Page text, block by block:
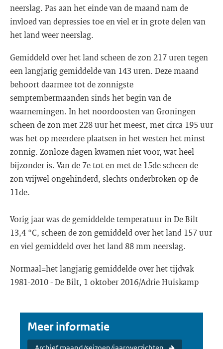
neerslag. Pas aan het einde van de maand nam de
invloed van depressies toe en viel er in grote delen van
het land weer neerslag.
Gemiddeld over het land scheen de zon 217 uren tegen
een langjarig gemiddelde van 143 uren. Deze maand
behoort daarmee tot de zonnigste
semptembermaanden sinds het begin van de
waarnemingen. In het noordoosten van Groningen
scheen de zon met 228 uur het meest, met circa 195 uur
was het op meerdere plaatsen in het westen het minst
zonnig. Zonloze dagen kwamen niet voor, wat heel
bijzonder is. Van de 7e tot en met de 15de scheen de
zon vrijwel ongehinderd, slechts onderbroken op de
11de.
Vorig jaar was de gemiddelde temperatuur in De Bilt
13,4 °C, scheen de zon gemiddeld over het land 157 uur
en viel gemiddeld over het land 88 mm neerslag.
Normaal=het langjarig gemiddelde over het tijdvak
1981-2010 - De Bilt, 1 oktober 2016/Adrie Huiskamp
Meer informatie